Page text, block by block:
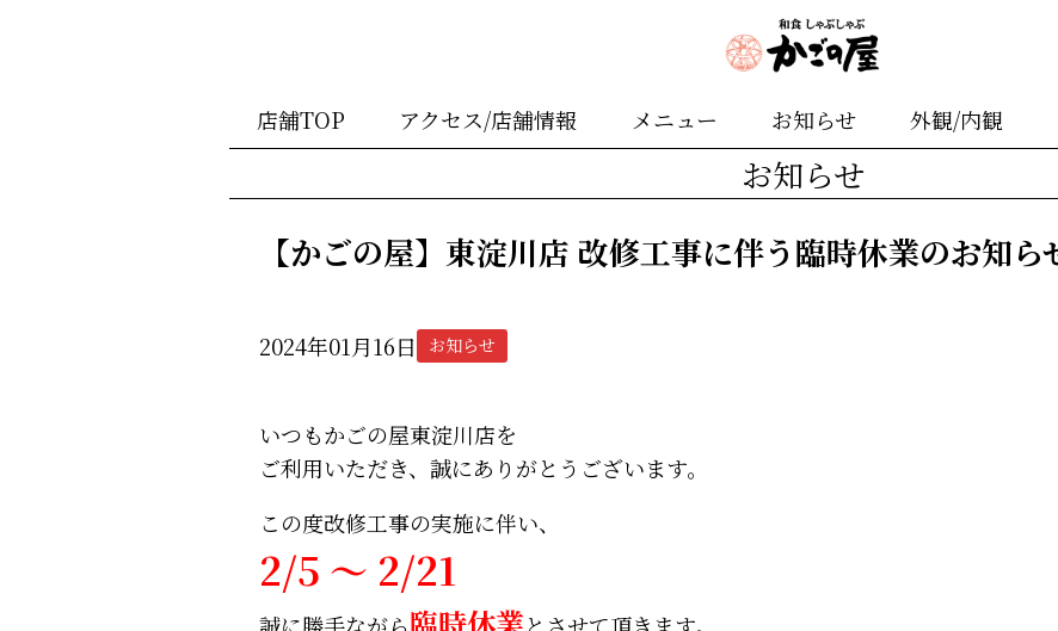
店舗TOP アクセス/店舗情報 メニュー お知らせ 外観/内観
お知らせ
【かごの屋】東淀川店 改修工事に伴う臨時休業のお知ら
2024年01月16日 お知らせ
いつもかごの屋東淀川店を
ご利用いただき、誠にありがとうございます。
この度改修工事の実施に伴い、
2/5 ～ 2/21
誠に勝手ながら臨時休業とさせて頂きます。